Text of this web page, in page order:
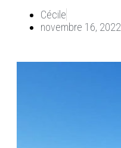
Cécile
novembre 16, 2022